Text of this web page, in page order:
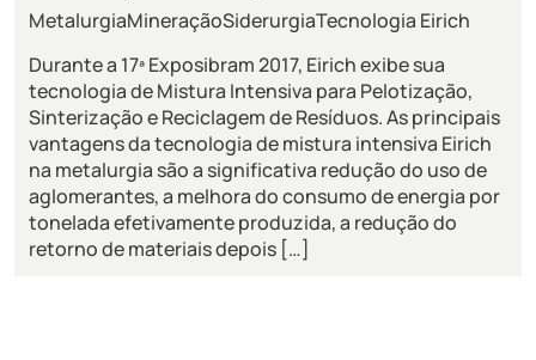
MetalurgiaMineraçãoSiderurgiaTecnologia Eirich
Durante a 17ª Exposibram 2017, Eirich exibe sua
tecnologia de Mistura Intensiva para Pelotização,
Sinterização e Reciclagem de Resíduos. As principais
vantagens da tecnologia de mistura intensiva Eirich
na metalurgia são a significativa redução do uso de
aglomerantes, a melhora do consumo de energia por
tonelada efetivamente produzida, a redução do
retorno de materiais depois […]